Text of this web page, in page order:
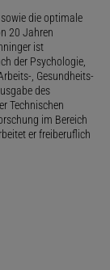
die optimale
20 Jahren
ist
der Psychologie,
, Gesundheits-
des
Technischen
im Bereich
er freiberuflich